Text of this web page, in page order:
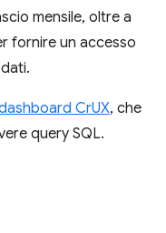
mensile, oltre a
fornire un accesso
CrUX, che
query SQL.